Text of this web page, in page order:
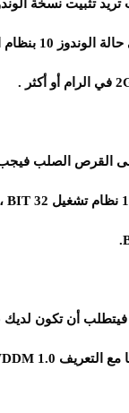
القرص الصلب فيجب
أن تكون لديك